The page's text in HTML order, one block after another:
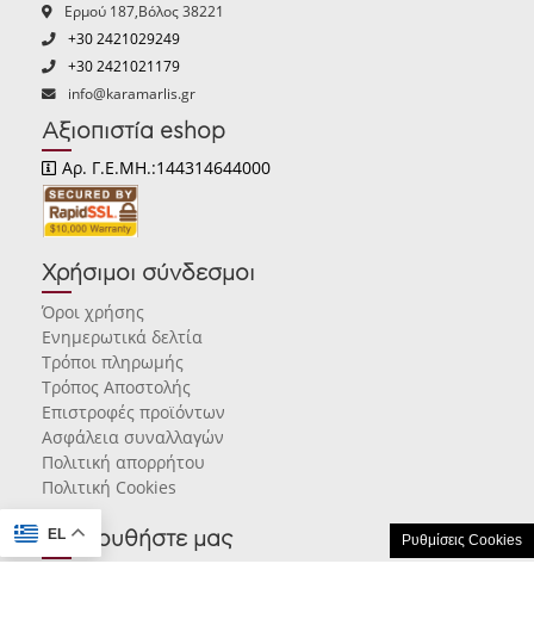
EL Ρυθμίσεις Cookies
Ερμού 187,Βόλος 38221
+30 2421029249
+30 2421021179
info@karamarlis.gr
Αξιοπιστία eshop
Αρ. Γ.Ε.ΜΗ.:144314644000
Χρήσιμοι σύνδεσμοι
Όροι χρήσης
Ενημερωτικά δελτία
Τρόποι πληρωμής
Τρόπος Αποστολής
Επιστροφές προϊόντων
Ασφάλεια συναλλαγών
Πολιτική απορρήτου
Πολιτική Cookies
Ακολουθήστε μας